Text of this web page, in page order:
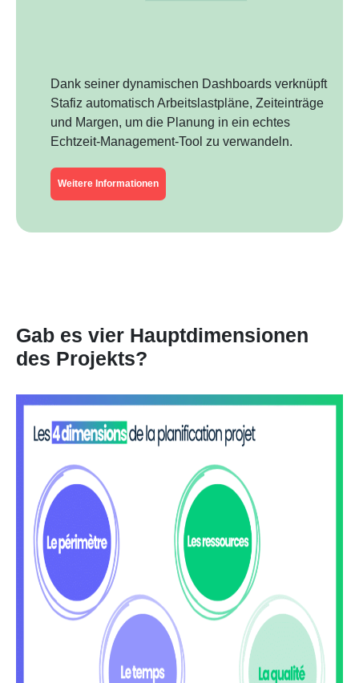
Dank seiner dynamischen Dashboards verknüpft
Stafiz automatisch Arbeitslastpläne, Zeiteinträge
und Margen, um die Planung in ein echtes
Echtzeit-Management-Tool zu verwandeln.
Weitere Informationen
Gab es vier Hauptdimensionen
des Projekts?